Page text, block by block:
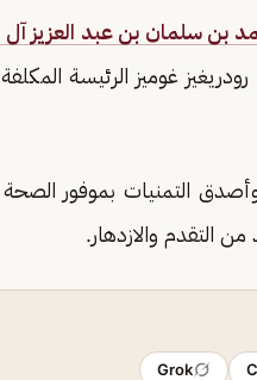
بن سلمان بن عبد العزيز
غوميز الرئيسة
التمنيات بموفور
من التقدم والازدهار.
Grok